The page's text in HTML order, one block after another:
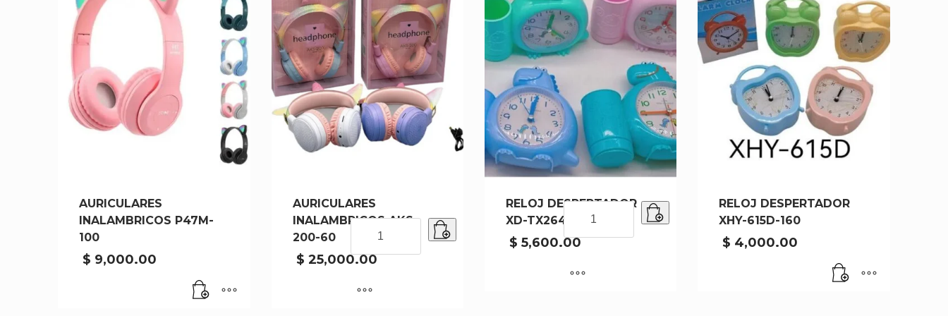
AURICULARES
INALAMBRICOS P47M-
100
$ 9,000.00
AURICULARES
INALAMBRICOS AKS-
200-60
$ 25,000.00
AURICULARES
INALAMBRICOS
AKS-
60
RELOJ DESPERTADOR
XD-TX264-100
$ 5,600.00
RELOJ
DESPERTADOR
XD-
100
RELOJ DESPERTADOR
XHY-615D-160
$ 4,000.00